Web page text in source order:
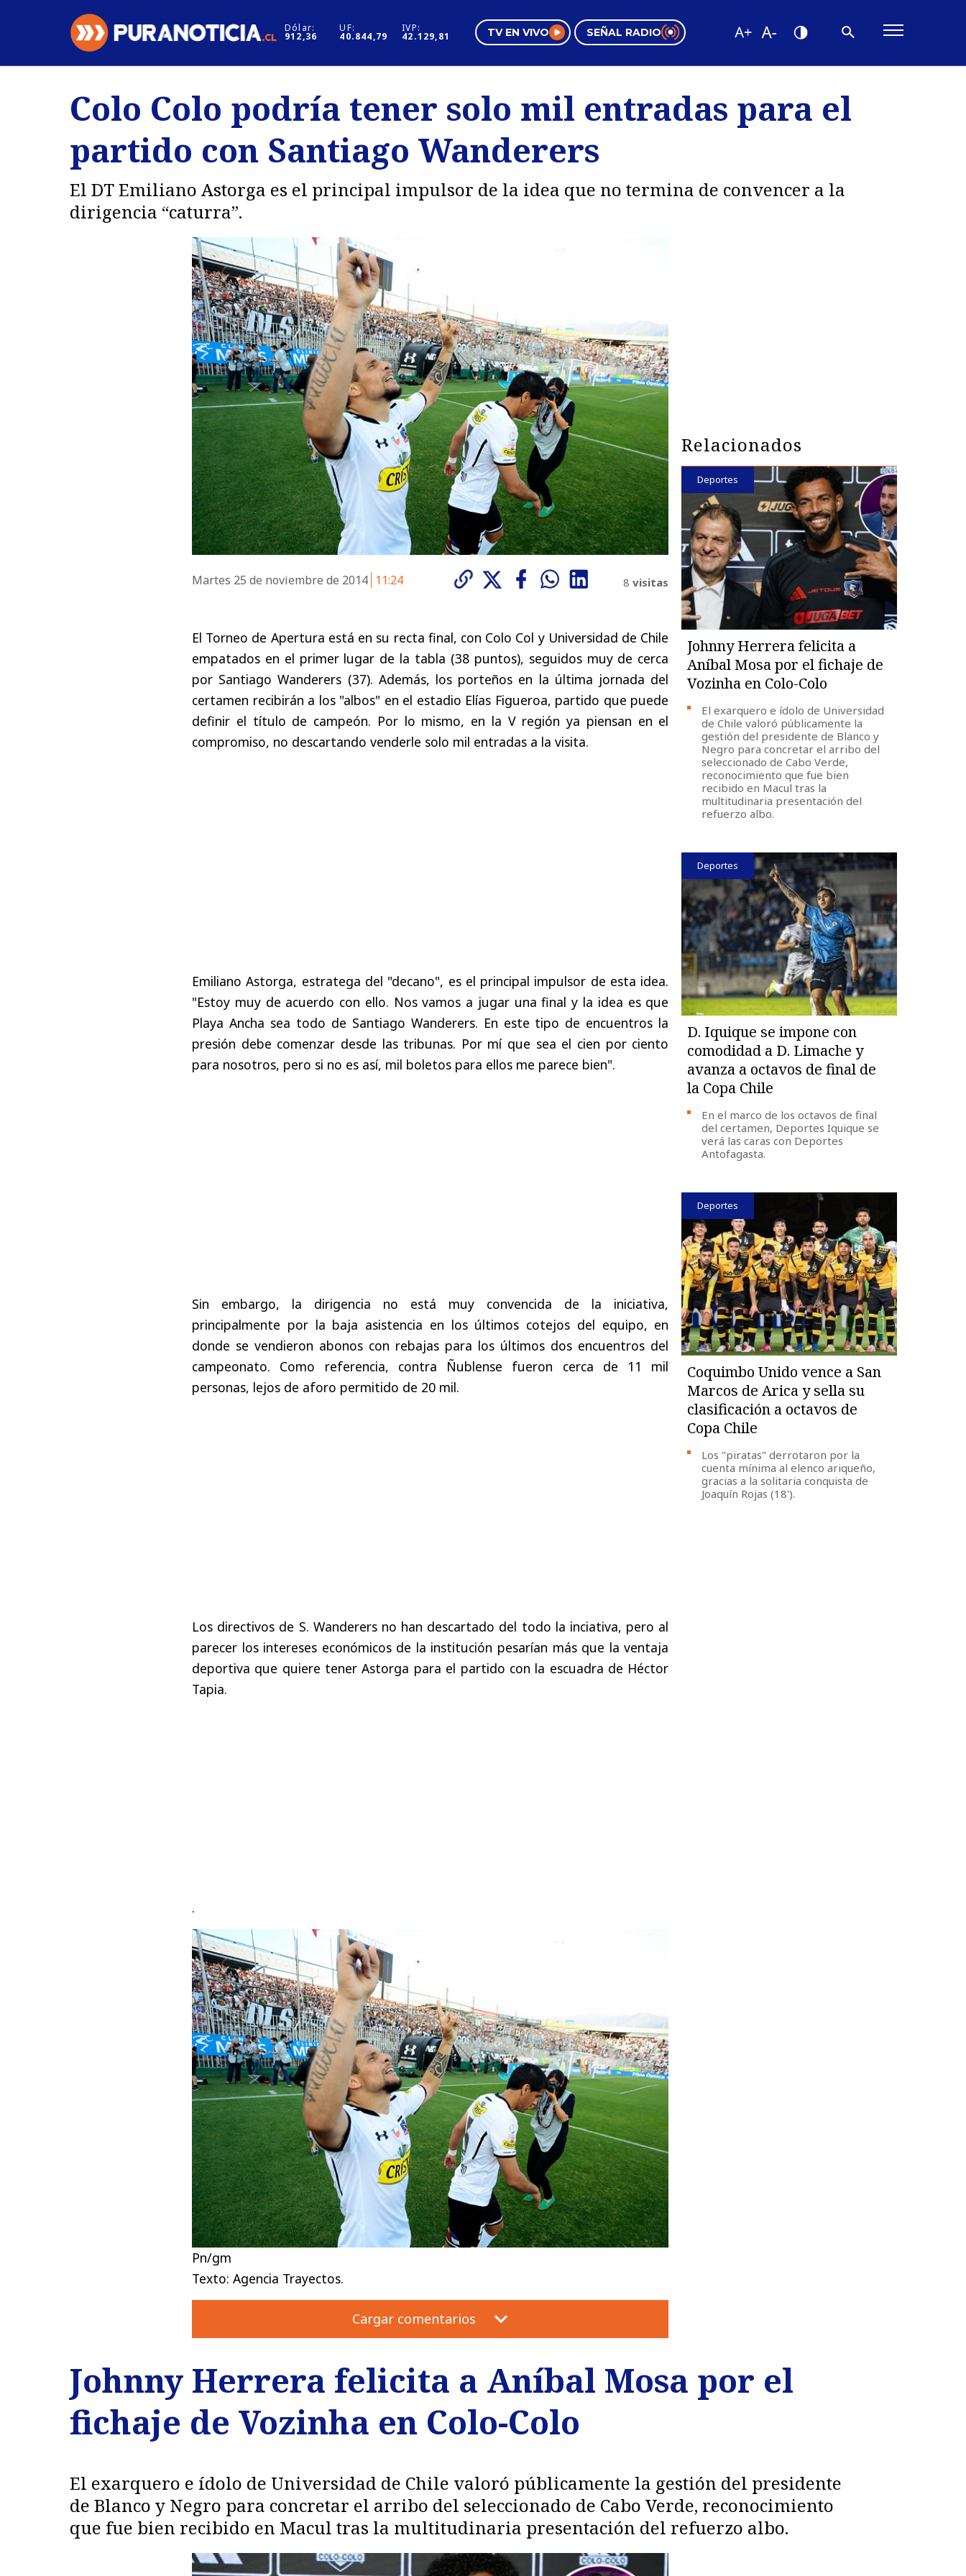
Dólar:
912,36
UF:
40.844,79
IVP:
42.129,81 TV EN VIVO SEÑAL RADIO
Regiones
Deportes
Internacional
Motores
Negocios
Pura Mujer
Tendencias
Colo Colo podría tener solo mil entradas para el
partido con Santiago Wanderers
El DT Emiliano Astorga es el principal impulsor de la idea que no termina de convencer a la
dirigencia “caturra”.
Martes 25 de noviembre de 2014 11:24 8 visitas
El Torneo de Apertura está en su recta final, con Colo Col y Universidad de Chile
empatados en el primer lugar de la tabla (38 puntos), seguidos muy de cerca
por Santiago Wanderers (37). Además, los porteños en la última jornada del
certamen recibirán a los "albos" en el estadio Elías Figueroa, partido que puede
definir el título de campeón. Por lo mismo, en la V región ya piensan en el
compromiso, no descartando venderle solo mil entradas a la visita.
Emiliano Astorga, estratega del "decano", es el principal impulsor de esta idea.
"Estoy muy de acuerdo con ello. Nos vamos a jugar una final y la idea es que
Playa Ancha sea todo de Santiago Wanderers. En este tipo de encuentros la
presión debe comenzar desde las tribunas. Por mí que sea el cien por ciento
para nosotros, pero si no es así, mil boletos para ellos me parece bien".
Sin embargo, la dirigencia no está muy convencida de la iniciativa,
principalmente por la baja asistencia en los últimos cotejos del equipo, en
donde se vendieron abonos con rebajas para los últimos dos encuentros del
campeonato. Como referencia, contra Ñublense fueron cerca de 11 mil
personas, lejos de aforo permitido de 20 mil.
Los directivos de S. Wanderers no han descartado del todo la inciativa, pero al
parecer los intereses económicos de la institución pesarían más que la ventaja
deportiva que quiere tener Astorga para el partido con la escuadra de Héctor
Tapia.
.
Pn/gm
Texto: Agencia Trayectos.
Cargar comentarios
Relacionados
Deportes
Johnny Herrera felicita a
Aníbal Mosa por el fichaje de
Vozinha en Colo-Colo
El exarquero e ídolo de Universidad
de Chile valoró públicamente la
gestión del presidente de Blanco y
Negro para concretar el arribo del
seleccionado de Cabo Verde,
reconocimiento que fue bien
recibido en Macul tras la
multitudinaria presentación del
refuerzo albo.
Deportes
D. Iquique se impone con
comodidad a D. Limache y
avanza a octavos de final de
la Copa Chile
En el marco de los octavos de final
del certamen, Deportes Iquique se
verá las caras con Deportes
Antofagasta.
Deportes
Coquimbo Unido vence a San
Marcos de Arica y sella su
clasificación a octavos de
Copa Chile
Los "piratas" derrotaron por la
cuenta mínima al elenco ariqueño,
gracias a la solitaria conquista de
Joaquín Rojas (18').
Johnny Herrera felicita a Aníbal Mosa por el
fichaje de Vozinha en Colo-Colo
El exarquero e ídolo de Universidad de Chile valoró públicamente la gestión del presidente
de Blanco y Negro para concretar el arribo del seleccionado de Cabo Verde, reconocimiento
que fue bien recibido en Macul tras la multitudinaria presentación del refuerzo albo.